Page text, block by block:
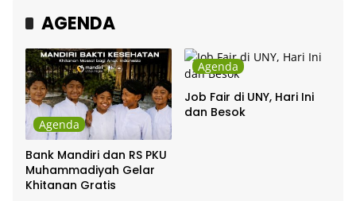
AGENDA
Agenda
Bank Mandiri dan RS PKU
Muhammadiyah Gelar
Khitanan Gratis
Agenda
Job Fair di UNY, Hari Ini
dan Besok